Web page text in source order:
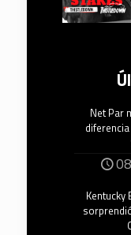
Net Par
Kentucky